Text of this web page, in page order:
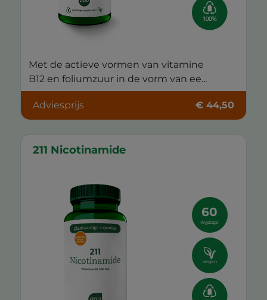
Met de actieve vormen van vitamine
B12 en foliumzuur in de vorm van ee...
Adviesprijs € 44,50
211 Nicotinamide
60
vegacaps
vegan